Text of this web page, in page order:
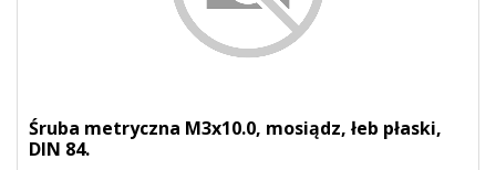
Śruba metryczna M3x10.0, mosiądz, łeb płaski,
DIN 84.